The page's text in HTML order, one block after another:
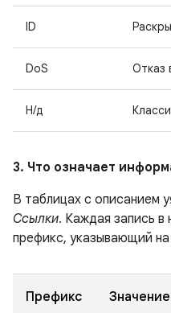
ID
DoS Отказ
Н/д
3. Что означает
В таблицах с описанием
Ссылки. Каждая запись
префикс, указывающий
Префикс Значение